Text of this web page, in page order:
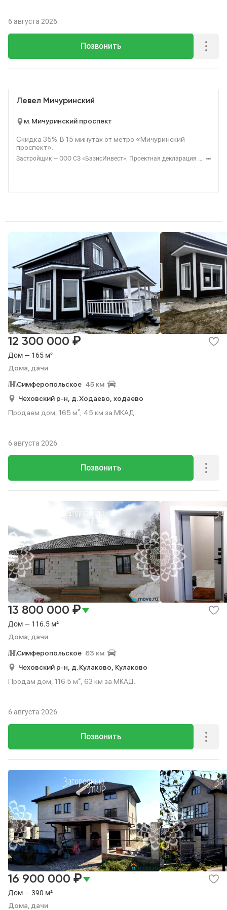
Позвонить
6 августа 2026
Левел Мичуринский
м. Мичуринский проспект
Скидка 35%. В 15 минутах от метро «Мичуринский
проспект».
Застройщик — ООО СЗ «БазисИнвест». Проектная декларация — наш.дом.рф. Акция до 31.08.2026. Не оферта. Подробности — level.ru
Дом — 165 м²
Дома, дачи
12 300 000 ₽
Симферопольское 45 км
Чеховский р-н, д. Ходаево, ходаево
Продаем дом, 165 м², 45 км за МКАД.
Позвонить
6 августа 2026
Дом — 116.5 м²
Дома, дачи
13 800 000 ₽
Симферопольское 63 км
Чеховский р-н, д. Кулаково, Кулаково
Продам дом, 116.5 м², 63 км за МКАД.
Позвонить
6 августа 2026
Дом — 390 м²
Дома, дачи
16 900 000 ₽